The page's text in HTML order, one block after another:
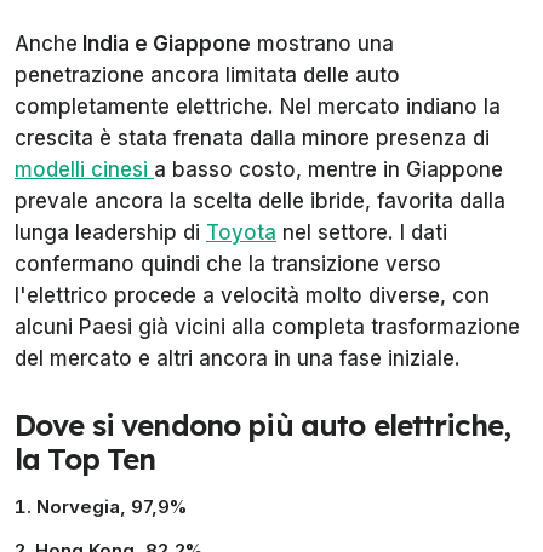
Anche India e Giappone mostrano una
penetrazione ancora limitata delle auto
completamente elettriche. Nel mercato indiano la
crescita è stata frenata dalla minore presenza di
modelli cinesi a basso costo, mentre in Giappone
prevale ancora la scelta delle ibride, favorita dalla
lunga leadership di Toyota nel settore. I dati
confermano quindi che la transizione verso
l'elettrico procede a velocità molto diverse, con
alcuni Paesi già vicini alla completa trasformazione
del mercato e altri ancora in una fase iniziale.
Dove si vendono più auto elettriche,
la Top Ten
Norvegia, 97,9%